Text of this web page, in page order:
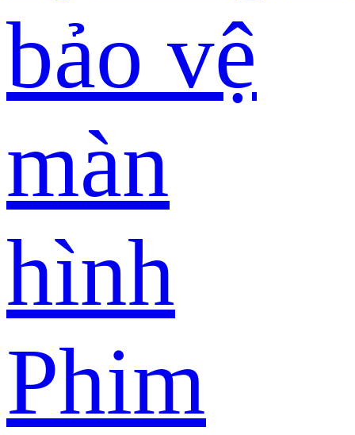
bảo vệ
màn
hình
Phim